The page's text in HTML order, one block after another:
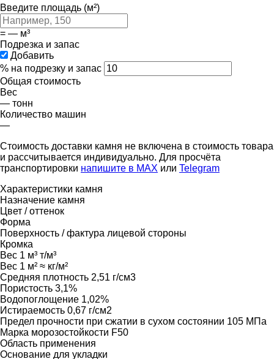
Введите площадь (м²)
= — м³
Подрезка и запас
Добавить
% на подрезку и запас
Общая стоимость
Вес
— тонн
Количество машин
—
Стоимость доставки камня не включена в стоимость товара
и рассчитывается индивидуально. Для просчёта
транспортировки напишите в MAX или Telegram
Характеристики камня
Назначение камня
Цвет / оттенок
Форма
Поверхность / фактура лицевой стороны
Кромка
Вес 1 м³ т/м³
Вес 1 м² ≈ кг/м²
Средняя плотность 2,51 г/см3
Пористость 3,1%
Водопоглощение 1,02%
Истираемость 0,67 г/см2
Предел прочности при сжатии в сухом состоянии 105 МПа
Марка морозостойкости F50
Область применения
Основание для укладки